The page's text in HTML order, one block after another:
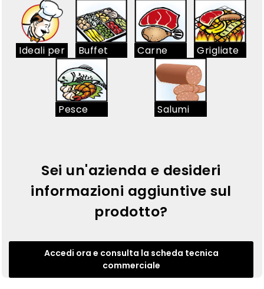
Ideali per Buffet Carne Grigliate
Pesce Salumi
Sei un'azienda e desideri
informazioni aggiuntive sul
prodotto?
Accedi ora e consulta la scheda tecnica
commerciale